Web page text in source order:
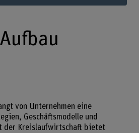
von Unternehmen eine
Geschäftsmodelle und
der Kreislaufwirtschaft bietet